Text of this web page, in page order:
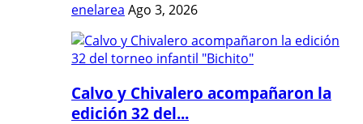
enelarea Ago 3, 2026
Calvo y Chivalero acompañaron la
edición 32 del...